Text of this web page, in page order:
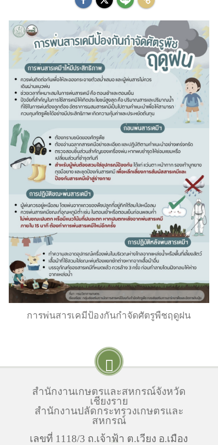
การพ่นสารเคมีป้องกันกำจัดศัตรูพืชฤดูฝน
สำนักงานเกษตรและสหกรณ์จังหวัด
เชียงราย
สำนักงานปลัดกระทรวงเกษตรและ
สหกรณ์
เลขที่ 1118/3 ถ.เจ้าฟ้า ต.เวียง อ.เมือง